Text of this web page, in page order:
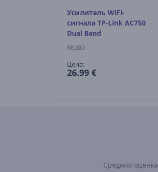
Усилитель WiFi-
сигнала TP-Link AC750
Dual Band
RE200
Цена:
26.99 €
Средняя оценка